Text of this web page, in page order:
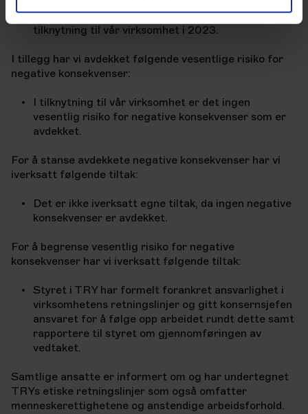
Vi har ikke avdekket noen negative konsekvenser i
tilknytning til vår virksomhet i 2023.
I tillegg har vi avdekket følgende vesentlige risiko for
negative konsekvenser:
I tilknytning til vår virksomhet er det ingen
vesentlig risiko for negative konsekvenser som er
avdekket.
For å stanse avdekkete negative konsekvenser har vi
iverksatt følgende tiltak:
Det er ikke iverksatt egne tiltak, da ingen negative
konsekvenser er avdekket.
For å begrense vesentlig risiko for negative
konsekvenser har vi iverksatt følgende tiltak:
Styret i TRY har formelt forankret ansvarlighet i
virksomhetens retningslinjer og gitt konsernsjefen
ansvaret for å følge opp arbeidet rundt dette samt
rapportere til styret om gjennomføringen av
vedtaket.
Samtlige ansatte er informert om og har undertegnet
TRYs etiske retningslinjer som også omfatter
menneskerettighetene og anstendige arbeidsforhold.